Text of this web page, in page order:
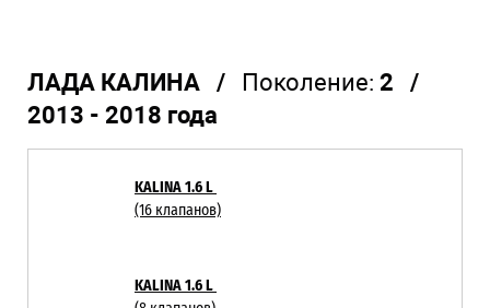
ЛАДА КАЛИНА / Поколение: 2 /
2013 - 2018 года
KALINA 1.6 L
(16 клапанов)
KALINA 1.6 L